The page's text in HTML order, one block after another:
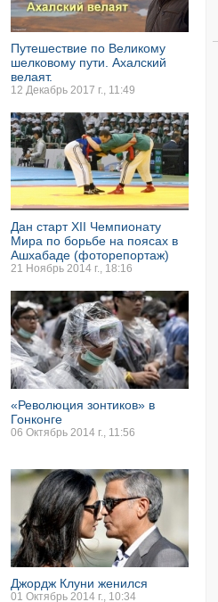
Путешествие по Великому
шелковому пути. Ахалский
велаят.
12 Декабрь 2017 г., 11:49
Дан старт XII Чемпионату
Мира по борьбе на поясах в
Ашхабаде (фоторепортаж)
21 Ноябрь 2014 г., 18:16
«Революция зонтиков» в
Гонконге
06 Октябрь 2014 г., 11:56
Джордж Клуни женился
01 Октябрь 2014 г., 10:34